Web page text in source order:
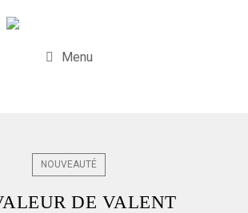
Menu
NOUVEAUTÉ
DE VALENT